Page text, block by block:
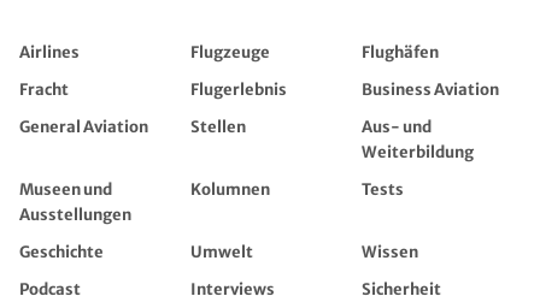
Airlines Flugzeuge
Flughäfen
Fracht
Flugerlebnis
Business Aviation
General Aviation
Stellen
Aus- und
Weiterbildung
Museen und
Ausstellungen
Kolumnen Tests
Geschichte Umwelt
Wissen
Podcast
Interviews
Sicherheit